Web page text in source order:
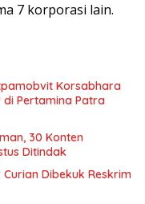
7 korporasi lain.
Korsabhara
di Pertamina Patra
30 Konten
Ditindak
Dibekuk Reskrim